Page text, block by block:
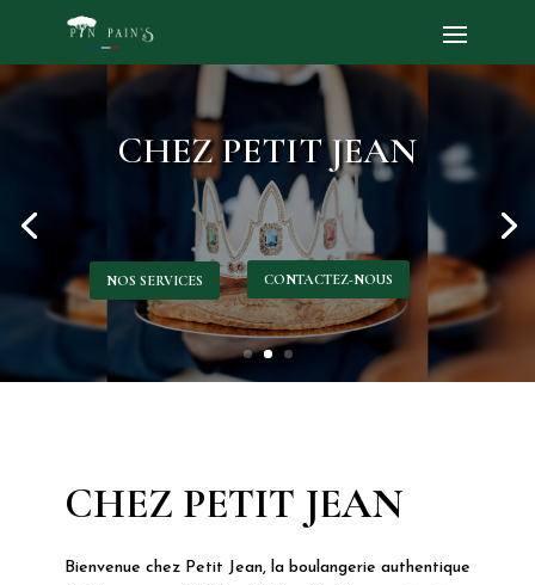
CHEZ PETIT JEAN
CONTACTEZ-NOUS
NOS SERVICES
CHEZ PETIT JEAN
Bienvenue chez Petit Jean, la boulangerie authentique